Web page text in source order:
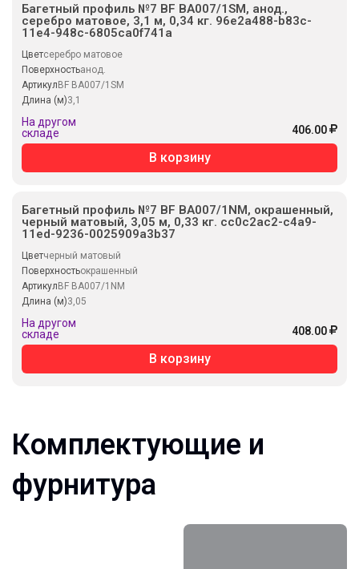
Багетный профиль №7 BF BA007/1SM, анод.,
серебро матовое, 3,1 м, 0,34 кг. 96e2a488-b83c-
11e4-948c-6805ca0f741a
Цветсеребро матовое
Поверхностьанод.
АртикулBF BA007/1SM
Длина (м)3,1
На другом
складе
406.00
В корзину
Багетный профиль №7 BF BA007/1NM, окрашенный,
черный матовый, 3,05 м, 0,33 кг. cc0c2ac2-c4a9-
11ed-9236-0025909a3b37
Цветчерный матовый
Поверхностьокрашенный
АртикулBF BA007/1NM
Длина (м)3,05
На другом
складе
408.00
В корзину
Комплектующие и
фурнитура